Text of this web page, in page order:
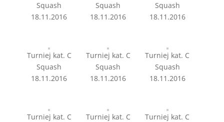
Squash
18.11.2016
Squash
18.11.2016
Squash
18.11.2016
Turniej kat. C
Squash
18.11.2016
Turniej kat. C
Squash
18.11.2016
Turniej kat. C
Squash
18.11.2016
Turniej kat. C
Turniej kat. C
Turniej kat. C